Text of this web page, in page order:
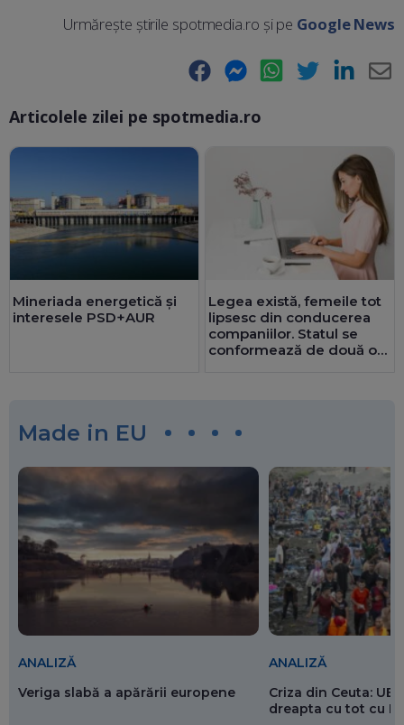
Urmărește știrile spotmedia.ro și pe Google News
Facebook Messenger WhatsApp Twitter LinkedIn
Articolele zilei pe spotmedia.ro
Mineriada energetică și
interesele PSD+AUR
Legea există, femeile tot
lipsesc din conducerea
companiilor. Statul se
conformează de două ori
Made in EU
ANALIZĂ
Veriga slabă a apărării europene
ANALIZĂ
Criza din Ceuta: UE
dreapta cu tot cu